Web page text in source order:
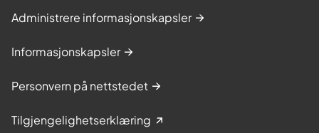
Administrere informasjonskapsler
Informasjonskapsler
Personvern på nettstedet
Tilgjengelighetserklæring